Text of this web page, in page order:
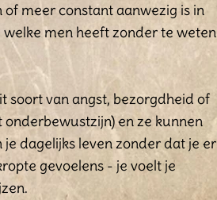
meer constant aanwezig is in
welke men heeft zonder te weten
soort van angst, bezorgdheid of
en ze kunnen
dagelijks leven zonder dat je er
gevoelens - je voelt je